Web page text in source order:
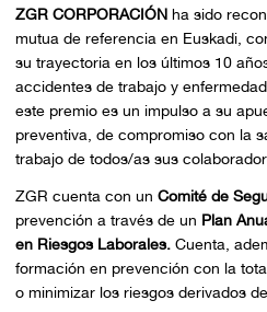
ZGR CORPORACIÓNha sido
mutua de referencia en Euskadi,
su trayectoria en los últimos 10
accidentes de trabajo y
este premio es un impulso a su
preventiva, de compromiso con la
trabajo de todos/as sus
ZGR cuenta con un Comité de
prevención a través de un Plan
en Riesgos Laborales.Cuenta,
formación en prevención con la
o minimizar los riesgos derivados